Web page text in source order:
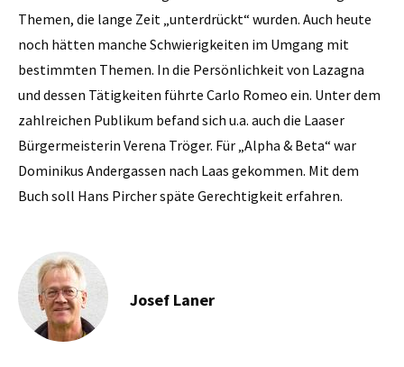
Themen, die lange Zeit „unterdrückt“ wurden. Auch heute
noch hätten manche Schwierigkeiten im Umgang mit
bestimmten Themen. In die Persönlichkeit von Lazagna
und dessen Tätigkeiten führte Carlo Romeo ein. Unter dem
zahlreichen Publikum befand sich u.a. auch die Laaser
Bürgermeisterin Verena Tröger. Für „Alpha & Beta“ war
Dominikus Andergassen nach Laas gekommen. Mit dem
Buch soll Hans Pircher späte Gerechtigkeit erfahren.
Josef Laner